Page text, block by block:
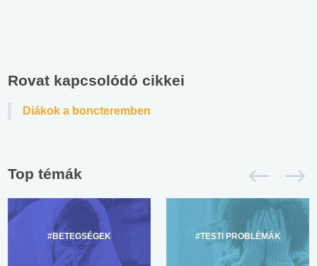
Rovat kapcsolódó cikkei
Diákok a boncteremben
Top témák
#BETEGSÉGEK #TESTI PROBLÉMÁK